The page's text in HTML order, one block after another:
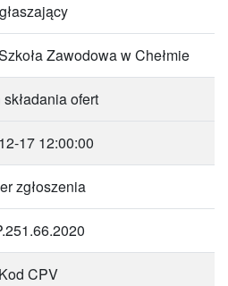
Zawodowa w Chełmie
ofert
17 12:00:00
zgłoszenia
Kod CPV